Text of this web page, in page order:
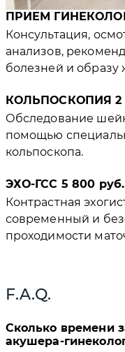
ПРИЕМ
Консультация,
анализов,
болезней и образу
КОЛЬПОСКОПИЯ 2
Обследование
помощью
кольпоскопа.
ЭХО-ГСС 5 800 руб.
Контрастная
современный и
проходимости
F.A.Q.
Сколько времени
акушера-